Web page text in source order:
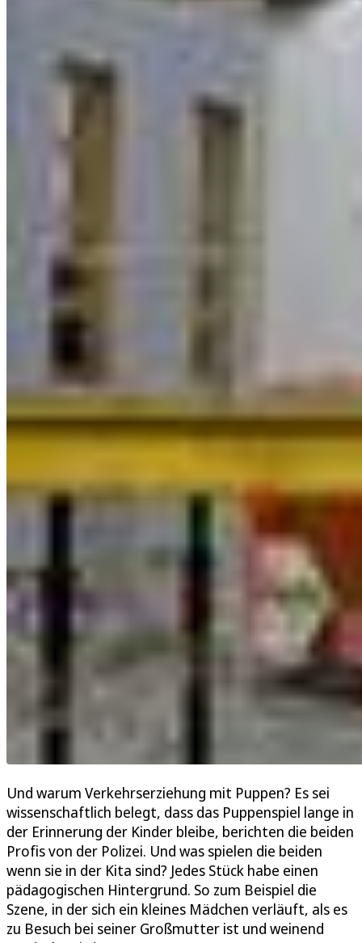
Und warum Verkehrserziehung mit Puppen? Es sei
wissenschaftlich belegt, dass das Puppenspiel lange in
der Erinnerung der Kinder bleibe, berichten die beiden
Profis von der Polizei. Und was spielen die beiden
wenn sie in der Kita sind? Jedes Stück habe einen
pädagogischen Hintergrund. So zum Beispiel die
Szene, in der sich ein kleines Mädchen verläuft, als es
zu Besuch bei seiner Großmutter ist und weinend